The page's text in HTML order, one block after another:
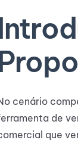
cenário
de
que